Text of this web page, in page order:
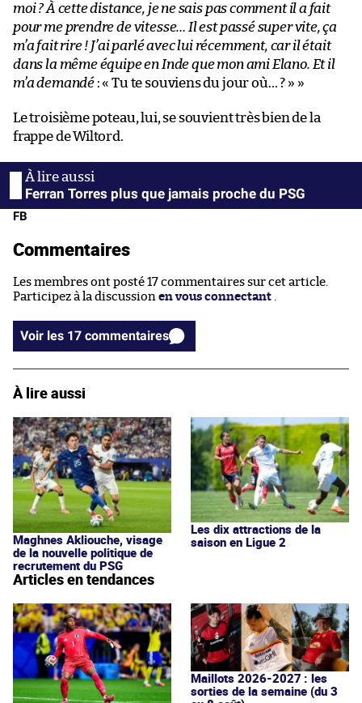
moi ? À cette distance, je ne sais pas comment il a fait
pour me prendre de vitesse… Il est passé super vite, ça
m’a fait rire ! J’ai parlé avec lui récemment, car il était
dans la même équipe en Inde que mon ami Elano. Et il
m’a demandé : « Tu te souviens du jour où… ? » »
Le troisième poteau, lui, se souvient très bien de la
frappe de Wiltord.
Ferran Torres plus que jamais proche du PSG
FB
Commentaires
Les membres ont posté 17 commentaires sur cet article.
Participez à la discussion en vous connectant
Voir les 17 commentaires
À lire aussi
Maghnes Akliouche, visage
de la nouvelle politique de
recrutement du PSG
Les dix attractions de la
saison en Ligue 2
Articles en tendances
Maillots 2026-2027 : les
sorties de la semaine (du 3